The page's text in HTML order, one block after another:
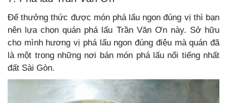
Để thưởng thức được món phá lấu ngon đúng vị thì bạn
nên lựa chọn quán phá lấu Trần Văn Ơn này. Sở hữu
cho mình hương vị phá lấu ngon đúng điệu mà quán đã
là một trong những nơi bán món phá lấu nổi tiếng nhất
đất Sài Gòn.